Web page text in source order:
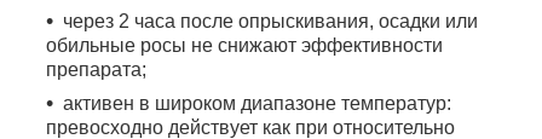
через 2 часа после опрыскивания, осадки или
обильные росы не снижают эффективности
препарата;
активен в широком диапазоне температур:
превосходно действует как при относительно